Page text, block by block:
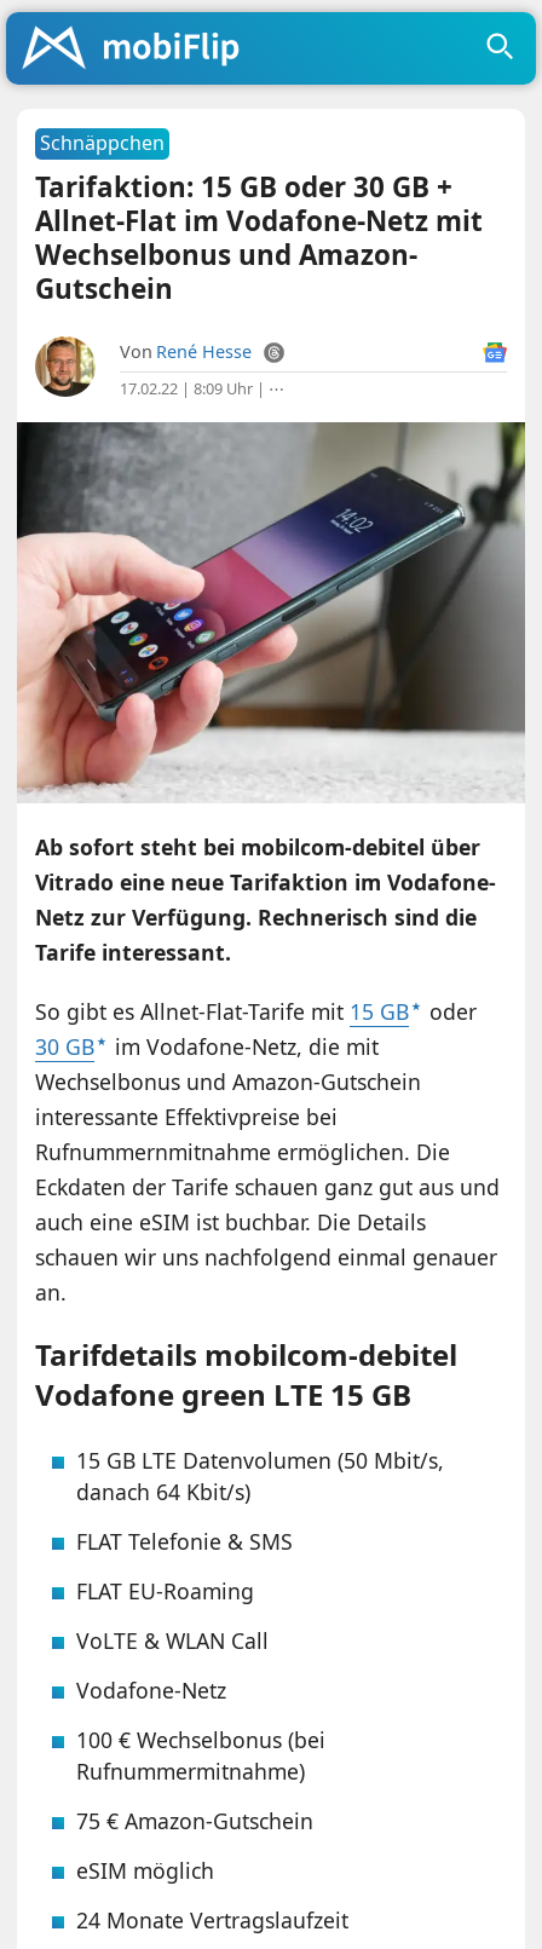
Schnäppchen
Tarifaktion: 15 GB oder 30 GB +
Allnet-Flat im Vodafone-Netz mit
Wechselbonus und Amazon-
Gutschein
Von René Hesse
17.02.22 | 8:09 Uhr | ⋯
Ab sofort steht bei mobilcom-debitel über
Vitrado eine neue Tarifaktion im Vodafone-
Netz zur Verfügung. Rechnerisch sind die
Tarife interessant.
So gibt es Allnet-Flat-Tarife mit 15 GB
oder
30 GB
im Vodafone-Netz, die mit
Wechselbonus und Amazon-Gutschein
interessante Effektivpreise bei
Rufnummernmitnahme ermöglichen. Die
Eckdaten der Tarife schauen ganz gut aus und
auch eine eSIM ist buchbar. Die Details
schauen wir uns nachfolgend einmal genauer
an.
Tarifdetails mobilcom-debitel
Vodafone green LTE 15 GB
15 GB LTE Datenvolumen (50 Mbit/s,
danach 64 Kbit/s)
FLAT Telefonie & SMS
FLAT EU-Roaming
VoLTE & WLAN Call
Vodafone-Netz
100 € Wechselbonus (bei
Rufnummermitnahme)
75 € Amazon-Gutschein
eSIM möglich
24 Monate Vertragslaufzeit